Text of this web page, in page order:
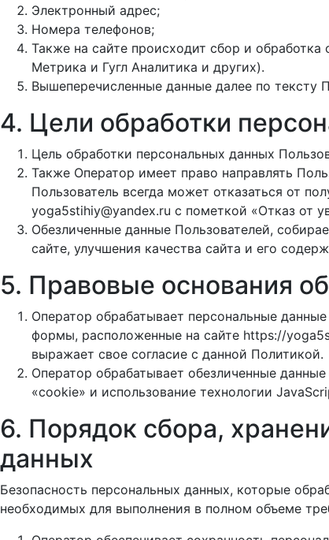
Электронный адрес;
Номера телефонов;
Также на сайте происходит сбор и
Метрика и Гугл Аналитика и других).
Вышеперечисленные данные далее по
4. Цели обработки
Цель обработки персональных данных
Также Оператор имеет право направлять
Пользователь всегда может отказаться от
yoga5stihiy@yandex.ru с пометкой «Отказ от
Обезличенные данные Пользователей,
сайте, улучшения качества сайта и его
5. Правовые основания
Оператор обрабатывает персональные
формы, расположенные на сайте https://
выражает свое согласие с данной Политикой.
Оператор обрабатывает обезличенные
«cookie» и использование технологии
6. Порядок сбора,
данных
Безопасность персональных данных, которые
необходимых для выполнения в полном объеме